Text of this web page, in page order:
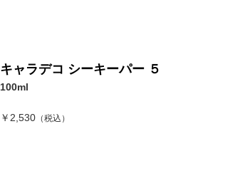
キャラデコ シーキーパー ５
100ml
￥2,530 （税込）